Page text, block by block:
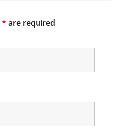
* are required